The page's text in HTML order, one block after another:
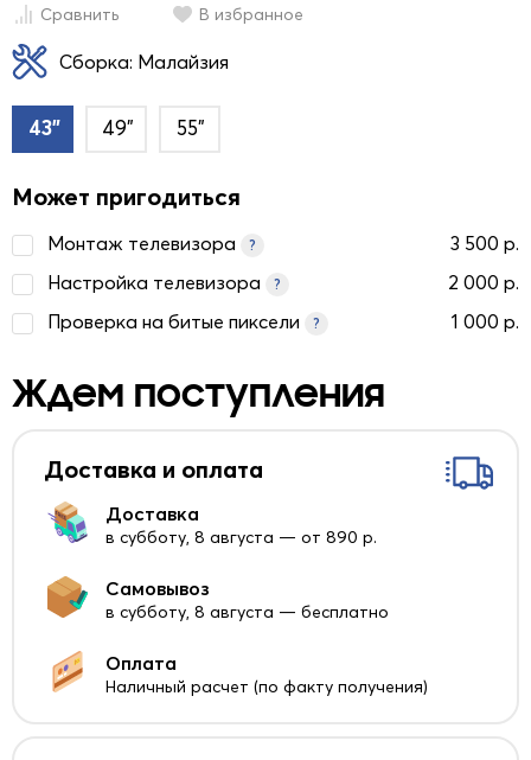
Сравнить В избранное
Сборка: Малайзия
43" 49" 55"
Может пригодиться
Монтаж телевизора ?
3 500 р.
Настройка телевизора
?
2 000 р.
Проверка на битые пиксели
? 1 000 р.
Ждем поступления
Доставка и оплата
Доставка
в субботу, 8 августа — от 890 р.
Самовывоз
в субботу, 8 августа — бесплатно
Оплата
Наличный расчет (по факту получения)